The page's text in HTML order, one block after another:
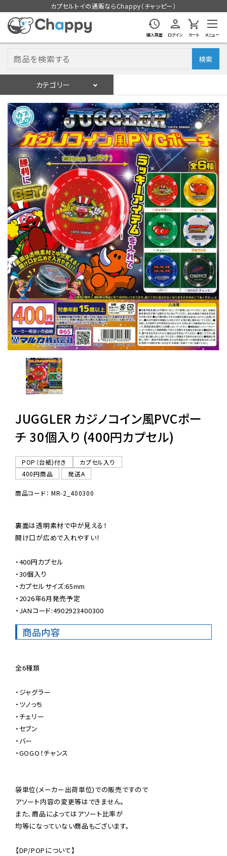
カプセルトイの通販ならChappy（チャッピー）
購入履歴 ログイン カート メニュー
検索
カテゴリー
ログイン 会員登録
入荷スケジュールをチェック
カプセルトイマシン本体
カプセルトイ
販促用空カプセル
レンタル
景品・玩具・文具
販促用カプセルトイ
よくあるご質問
06-6282-7659
JUGGLER カジノコイン風PVCポー
チ 30個入り (400円カプセル)
POP（台紙)付き
カプセル入り
400円商品
発送A
商品コード： MR-2_400300
裏面は透明素材で中が見える！
開け口が広めで入れやすい！
・400円カプセル
・30個入り
・カプセルサイズ:65mm
・2026年6月発売予定
・JANコード:4902923400300
商品内容
全6種類
・ジャグラー
・ツノっち
・チェリー
・セブン
・バー
・GOGO！チャンス
袋単位(メーカー出荷単位)での販売ですので
アソート内容の変更等はできません。
また、商品によってはアソート比率が
均等になっていない商品もございます。
【DP/POPについて】